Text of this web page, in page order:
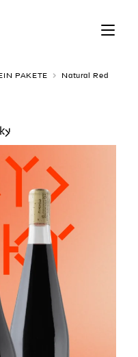
PAKETE
Natural Red